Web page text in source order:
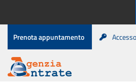
contenuto
Menu
di
servizio
Prenota appuntamento